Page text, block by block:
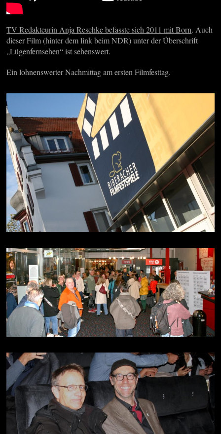
TV Redakteurin Anja Reschke befasste sich 2011 mit Born. Auch
dieser Film (hinter dem link beim NDR) unter der Überschrift
„Lügenfernsehen“ ist sehenswert.
Ein lohnenswerter Nachmittag am ersten Filmfesttag.